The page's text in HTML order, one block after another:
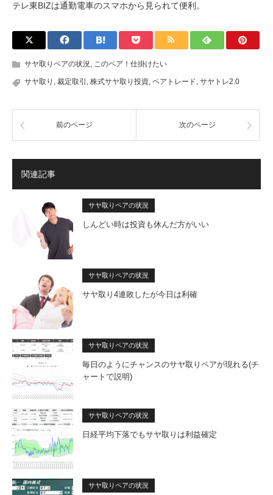
テレ東BIZは通勤電車のスマホから見られて便利。
サヤ取りペアの状況, このペア！仕掛けたい
サヤ取り , 裁定取引 , 株式サヤ取り投資, ペアトレード, サヤトレ2.0
前のページ 次のページ
関連記事
サヤ取りペアの状況
しんどい時は投資も休んだ方がいい
サヤ取りペアの状況
サヤ取り4連敗したが今日は利確
サヤ取りペアの状況
毎日のようにチャンスのサヤ取りペアが現れる(チ
ャートで説明)
サヤ取りペアの状況
日経平均下落でもサヤ取りは利益確定
サヤ取りペアの状況